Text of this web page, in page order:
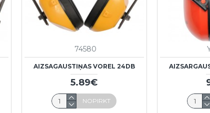
74580
AIZSAGAUSTIŅAS VOREL 24DB
5.89€
NOPIRKT